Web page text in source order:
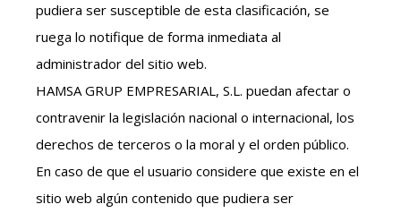
pudiera ser susceptible de esta clasificación, se
ruega lo notifique de forma inmediata al
administrador del sitio web.
HAMSA GRUP EMPRESARIAL, S.L. puedan afectar o
contravenir la legislación nacional o internacional, los
derechos de terceros o la moral y el orden público.
En caso de que el usuario considere que existe en el
sitio web algún contenido que pudiera ser